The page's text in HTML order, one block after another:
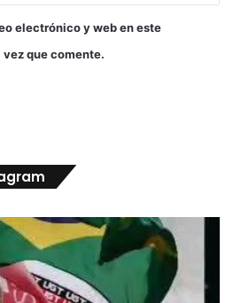
electrónico y web en este
que comente.